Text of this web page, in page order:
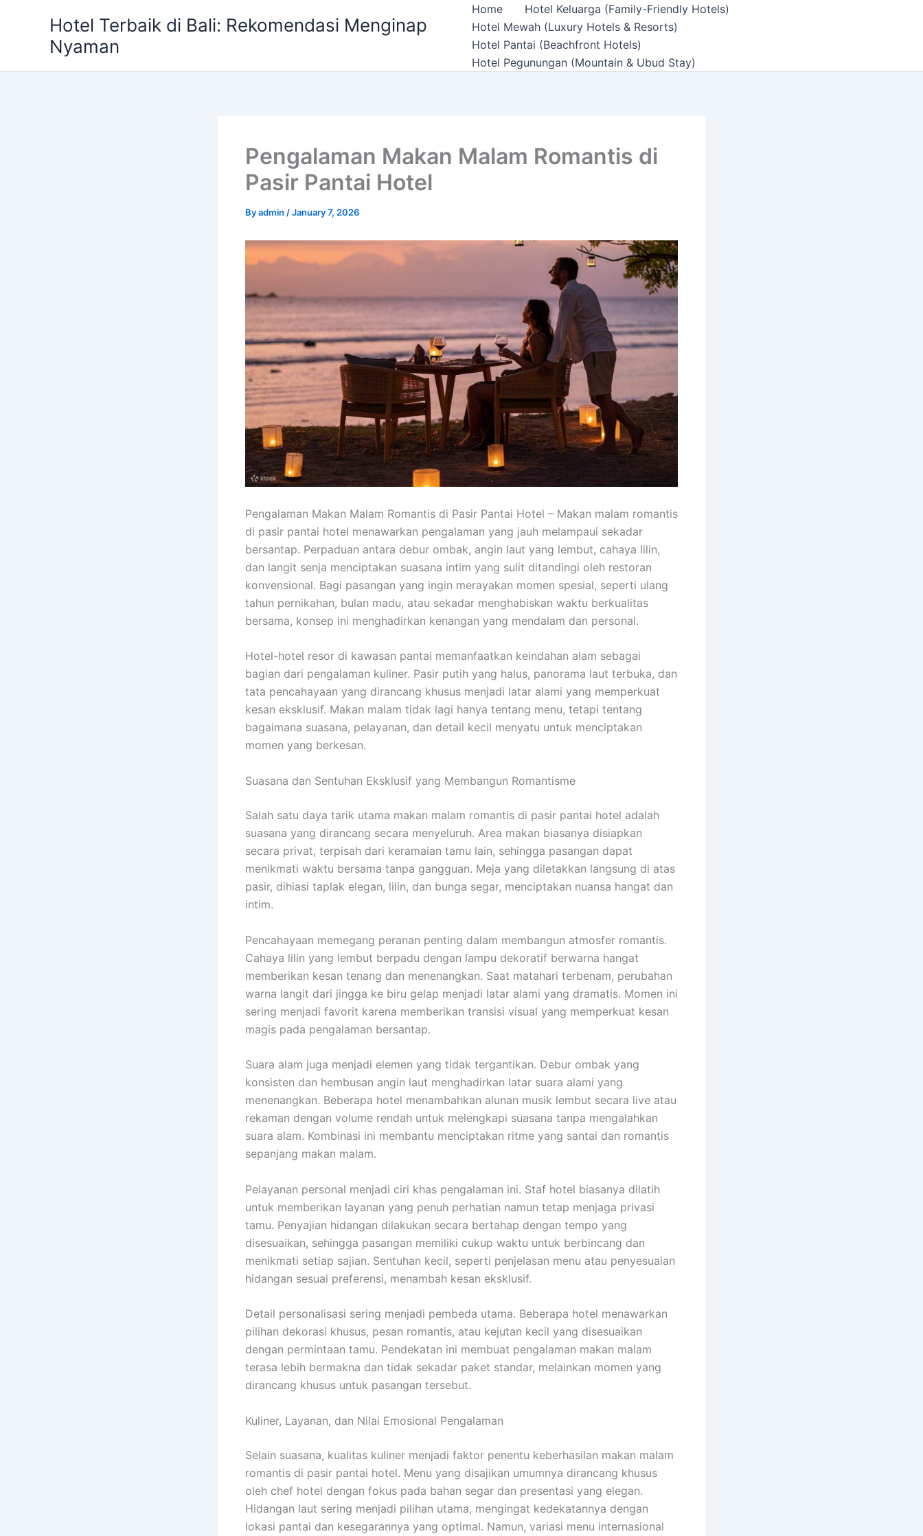
Hotel Terbaik di Bali: Rekomendasi Menginap
Nyaman
Home
Hotel Keluarga (Family-Friendly Hotels)
Hotel Mewah (Luxury Hotels & Resorts)
Hotel Pantai (Beachfront Hotels)
Hotel Pegunungan (Mountain & Ubud Stay)
Pengalaman Makan Malam Romantis di
Pasir Pantai Hotel
Byadmin /January 7, 2026
Pengalaman Makan Malam Romantis di Pasir Pantai Hotel – Makan malam romantis
di pasir pantai hotel menawarkan pengalaman yang jauh melampaui sekadar
bersantap. Perpaduan antara debur ombak, angin laut yang lembut, cahaya lilin,
dan langit senja menciptakan suasana intim yang sulit ditandingi oleh restoran
konvensional. Bagi pasangan yang ingin merayakan momen spesial, seperti ulang
tahun pernikahan, bulan madu, atau sekadar menghabiskan waktu berkualitas
bersama, konsep ini menghadirkan kenangan yang mendalam dan personal.
Hotel-hotel resor di kawasan pantai memanfaatkan keindahan alam sebagai
bagian dari pengalaman kuliner. Pasir putih yang halus, panorama laut terbuka, dan
tata pencahayaan yang dirancang khusus menjadi latar alami yang memperkuat
kesan eksklusif. Makan malam tidak lagi hanya tentang menu, tetapi tentang
bagaimana suasana, pelayanan, dan detail kecil menyatu untuk menciptakan
momen yang berkesan.
Suasana dan Sentuhan Eksklusif yang Membangun Romantisme
Salah satu daya tarik utama makan malam romantis di pasir pantai hotel adalah
suasana yang dirancang secara menyeluruh. Area makan biasanya disiapkan
secara privat, terpisah dari keramaian tamu lain, sehingga pasangan dapat
menikmati waktu bersama tanpa gangguan. Meja yang diletakkan langsung di atas
pasir, dihiasi taplak elegan, lilin, dan bunga segar, menciptakan nuansa hangat dan
intim.
Pencahayaan memegang peranan penting dalam membangun atmosfer romantis.
Cahaya lilin yang lembut berpadu dengan lampu dekoratif berwarna hangat
memberikan kesan tenang dan menenangkan. Saat matahari terbenam, perubahan
warna langit dari jingga ke biru gelap menjadi latar alami yang dramatis. Momen ini
sering menjadi favorit karena memberikan transisi visual yang memperkuat kesan
magis pada pengalaman bersantap.
Suara alam juga menjadi elemen yang tidak tergantikan. Debur ombak yang
konsisten dan hembusan angin laut menghadirkan latar suara alami yang
menenangkan. Beberapa hotel menambahkan alunan musik lembut secara live atau
rekaman dengan volume rendah untuk melengkapi suasana tanpa mengalahkan
suara alam. Kombinasi ini membantu menciptakan ritme yang santai dan romantis
sepanjang makan malam.
Pelayanan personal menjadi ciri khas pengalaman ini. Staf hotel biasanya dilatih
untuk memberikan layanan yang penuh perhatian namun tetap menjaga privasi
tamu. Penyajian hidangan dilakukan secara bertahap dengan tempo yang
disesuaikan, sehingga pasangan memiliki cukup waktu untuk berbincang dan
menikmati setiap sajian. Sentuhan kecil, seperti penjelasan menu atau penyesuaian
hidangan sesuai preferensi, menambah kesan eksklusif.
Detail personalisasi sering menjadi pembeda utama. Beberapa hotel menawarkan
pilihan dekorasi khusus, pesan romantis, atau kejutan kecil yang disesuaikan
dengan permintaan tamu. Pendekatan ini membuat pengalaman makan malam
terasa lebih bermakna dan tidak sekadar paket standar, melainkan momen yang
dirancang khusus untuk pasangan tersebut.
Kuliner, Layanan, dan Nilai Emosional Pengalaman
Selain suasana, kualitas kuliner menjadi faktor penentu keberhasilan makan malam
romantis di pasir pantai hotel. Menu yang disajikan umumnya dirancang khusus
oleh chef hotel dengan fokus pada bahan segar dan presentasi yang elegan.
Hidangan laut sering menjadi pilihan utama, mengingat kedekatannya dengan
lokasi pantai dan kesegarannya yang optimal. Namun, variasi menu internasional